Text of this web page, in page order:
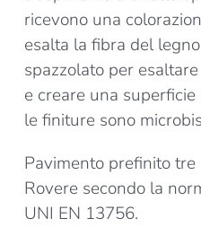
ricevono una
esalta la fibra del
spazzolato per
e creare una
le finiture sono
Pavimento prefinito
Rovere secondo la
UNI EN 13756.